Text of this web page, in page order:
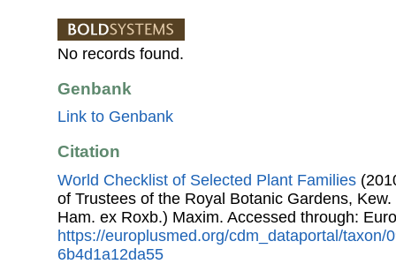
No records found.
Genbank
Link to Genbank
Citation
World Checklist of Selected Plant Families
of Trustees of the Royal Botanic Gardens, Kew.
Ham. ex Roxb.) Maxim. Accessed through:
https://europlusmed.org/cdm_dataportal/taxon/
6b4d1a12da55